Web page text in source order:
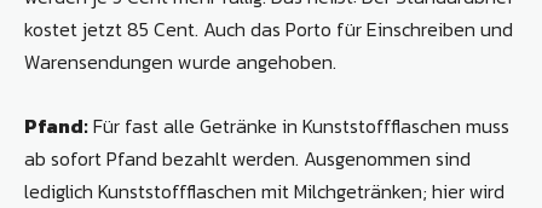
kostet jetzt 85 Cent. Auch das Porto für Einschreiben und
Warensendungen wurde angehoben.
Pfand:Für fast alle Getränke in Kunststoff­flaschen muss
ab sofort Pfand bezahlt werden. Ausgenommen sind
lediglich Kunststoffflaschen mit Milchgetränken; hier wird